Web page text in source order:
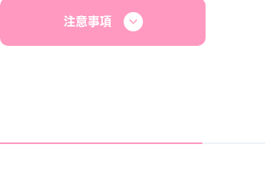
注意事項